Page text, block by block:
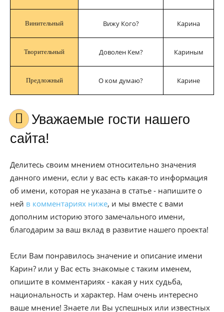
Винительный Вижу Кого? Карина
Творительный Доволен Кем? Кариным
Предложный О ком думаю? Карине
Уважаемые гости нашего
сайта!
Делитесь своим мнением относительно значения
данного имени, если у вас есть какая-то информация
об имени, которая не указана в статье - напишите о
ней в комментариях ниже, и мы вместе с вами
дополним историю этого замечального имени,
благодарим за ваш вклад в развитие нашего проекта!
Если Вам понравилось значение и описание имени
Карин? или у Вас есть знакомые с таким именем,
опишите в комментариях - какая у них судьба,
национальность и характер. Нам очень интересно
ваше мнение! Знаете ли Вы успешных или известных